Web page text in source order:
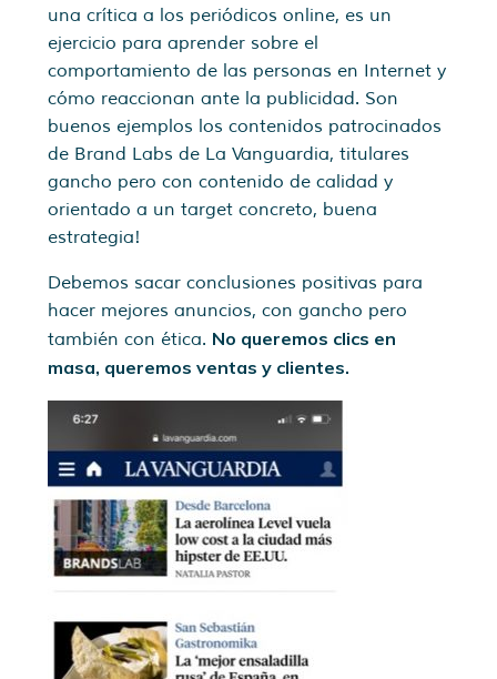
una crítica a los periódicos online, es un
ejercicio para aprender sobre el
comportamiento de las personas en Internet y
cómo reaccionan ante la publicidad. Son
buenos ejemplos los contenidos patrocinados
de Brand Labs de La Vanguardia, titulares
gancho pero con contenido de calidad y
orientado a un target concreto, buena
estrategia!
Debemos sacar conclusiones positivas para
hacer mejores anuncios, con gancho pero
también con ética. No queremos clics en
masa, queremos ventas y clientes.